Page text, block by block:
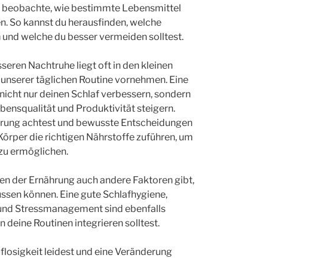
wie bestimmte Lebensmittel
So kannst du herausfinden, welche
welche du besser vermeiden solltest.
Nachtruhe liegt oft in den kleinen
täglichen Routine vornehmen. Eine
nur deinen Schlaf verbessern, sondern
und Produktivität steigern.
achtest und bewusste Entscheidungen
die richtigen Nährstoffe zuführen, um
ermöglichen.
der Ernährung auch andere Faktoren gibt,
können. Eine gute Schlafhygiene,
Stressmanagement sind ebenfalls
deine Routinen integrieren solltest.
leidest und eine Veränderung